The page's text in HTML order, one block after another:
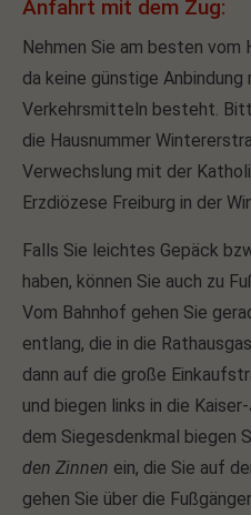
info@yourdomain.com
About us
Aenean commodo ligula
montes, nascetur ridiculus
ultricies nec.
Anfahrt mit dem Zug:
Nehmen Sie am besten vom
da keine günstige
Verkehrsmitteln besteht.
die Hausnummer
Verwechslung mit der
Erzdiözese Freiburg in der
Falls Sie leichtes Gepäck
haben, können Sie auch zu
Vom Bahnhof gehen Sie
entlang, die in die
dann auf die große
und biegen links in die
dem Siegesdenkmal biegen
den Zinnen ein, die Sie auf
gehen Sie über die